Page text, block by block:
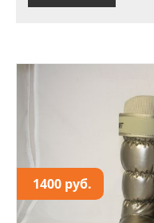
1400 руб.